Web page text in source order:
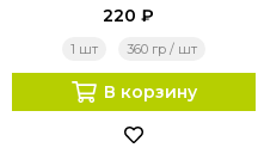
220 ₽
1 шт 360 гр / шт
В корзину